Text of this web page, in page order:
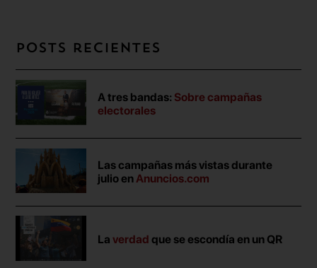
Posts recientes
A tres bandas: Sobre campañas
electorales
Las campañas más vistas durante
julio enAnuncios.com
Laverdad que se escondía en un QR